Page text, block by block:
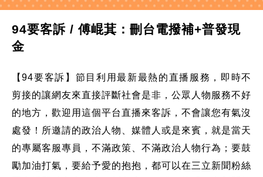
94要客訴 / 傅崐萁：刪台電撥補+普發現
金
【94要客訴】節目利用最新最熱的直播服務，即時不
剪接的讓網友來直接評斷社會是非，公眾人物服務不好
的地方，歡迎用這個平台直播來客訴，不會讓您有氣沒
處發！所邀請的政治人物、媒體人或是來賓，就是當天
的專屬客服專員，不滿政策、不滿政治人物行為；要鼓
勵加油打氣，要給予愛的抱抱，都可以在三立新聞粉絲